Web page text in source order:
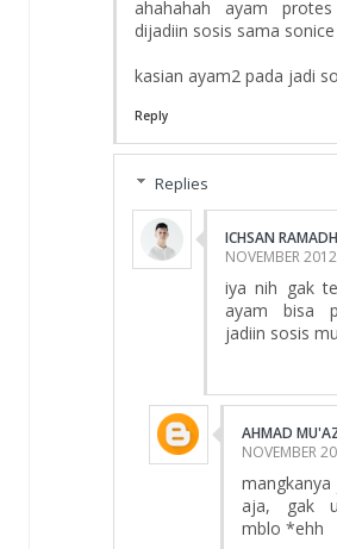
ahahahah ayam
dijadiin sosis sama sonice
kasian ayam2 pada jadi
Reply
Replies
ICHSAN
NOVEMBER
iya nih gak
ayam bisa
jadiin sosis
AHMAD
NOVEMBER
aja, gak
mblo *ehh